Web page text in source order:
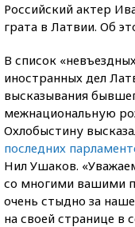
Российский актер
грата в Латвии. Об
В список
иностранных дел
высказывания
межнациональную
Охлобыстину
последних
Нил Ушаков.
со многими вашими
очень стыдно за
на своей странице в